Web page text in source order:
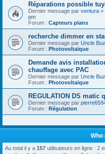
Réparations possible
Dernier message par ventura »
pm
Forum : Capteurs plans
recherche dimmer en
Dernier message par Uncle
Forum : Photovoltaïque
Demande avis
chauffage avec PAC
Dernier message par Uncle
Forum : Photovoltaïque
REGULATION DS matic
Dernier message par
Forum : Régulation
Who
Au total il y a 157 utilisateurs en ligne : 2